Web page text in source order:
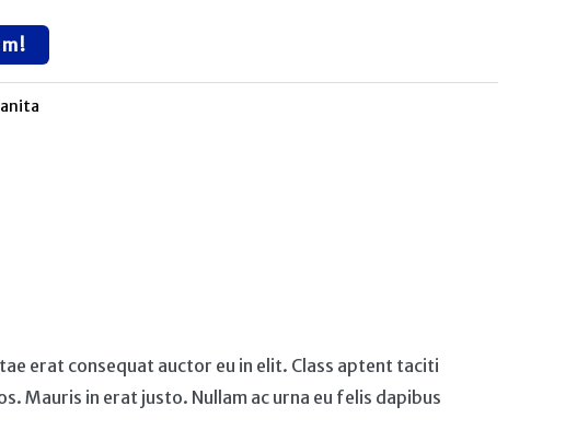
erat consequat auctor eu in elit. Class aptent taciti
Mauris in erat justo. Nullam ac urna eu felis dapibus